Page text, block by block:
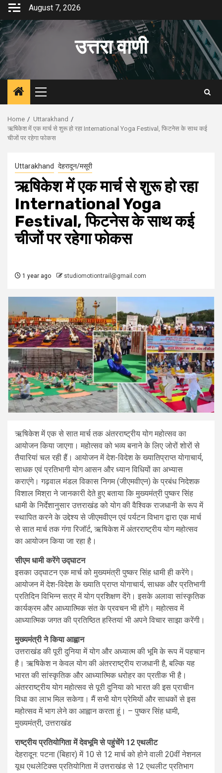
Skip
content
August 7, 2026
उत्तरा वाणी
Primary
Menu
Home
Uttarakhand
ऋषिकेश में एक मार्च से शुरू हो रहा International Yoga Festival, फिटनेस के साथ कई
चीजों पर रहेगा फोकस
Uttarakhand देहरादून/मसूरी
ऋषिकेश में एक मार्च से शुरू हो रहा
International Yoga
Festival, फिटनेस के साथ कई
चीजों पर रहेगा फोकस
1 year ago studiomotiontrail@gmail.com
ऋषिकेश में एक से सात मार्च तक अंतरराष्ट्रीय योग महोत्सव का
आयोजन क‍िया जाएगा। महोत्‍सव को भव्य बनाने के लिए जोरों शाेरों से
तैयारियां चल रही हैं। आयोजन में देश-विदेश के ख्यातिप्राप्त योगाचार्य,
साधक एवं प्रतिभागी योग आसन और ध्यान विधियों का अभ्यास
कराएंगे। गढ़वाल मंडल विकास निगम (जीएमवीएन) के प्रबंध निदेशक
विशाल मिश्रा ने जानकारी देते हुए बताया कि मुख्यमंत्री पुष्कर सिंह
धामी के निर्देशानुसार उत्तराखंड को योग की वैश्विक राजधानी के रूप में
स्थापित करने के उद्देश्य से जीएमवीएन एवं पर्यटन विभाग द्वारा एक मार्च
से सात मार्च तक गंगा रिजॉर्ट, ऋषिकेश में अंतरराष्ट्रीय योग महोत्सव
का आयोजन किया जा रहा है।
सीएम धामी करेंगे उद्घाटन
इसका उद्घाटन एक मार्च को मुख्यमंत्री पुष्‍कर स‍िंह धामी ही करेंगे।
आयोजन में देश-विदेश के ख्याति प्राप्त योगाचार्य, साधक और प्रतिभागी
प्रतिदिन विभिन्न सत्र में योग प्रशिक्षण देंगे। इसके अलावा सांस्कृतिक
कार्यक्रम और आध्यात्मिक संत के प्रवचन भी होंगे। महोत्सव में
आध्यात्मिक जगत की प्रतिष्ठित हस्तियां भी अपने विचार साझा करेंगी।
मुख्यमंत्री ने किया आह्वान
उत्तराखंड की पूरी दुनिया में योग और अध्यात्म की भूमि के रूप में पहचान
है। ऋषिकेश न केवल योग की अंतरराष्ट्रीय राजधानी है, बल्कि यह
भारत की सांस्कृतिक और आध्यात्मिक धरोहर का प्रतीक भी है।
अंतरराष्ट्रीय योग महोत्सव से पूरी दुनिया को भारत की इस प्राचीन
विधा का लाभ मिल सकेगा। मैं सभी योग प्रेमियों और साधकों से इस
महोत्सव में भाग लेने का आह्वान करता हूं। – पुष्कर सिंह धामी,
मुख्यमंत्री, उत्तराखंड
राष्ट्रीय प्रतियोगिता में देवभूमि से पहुंचेंगे 12 एथलीट
देहरादून: पटना (बिहार) में 10 से 12 मार्च को होने वाली 20वीं नेशनल
यूथ एथलेटिक्स प्रतियोगिता में उत्तराखंड से 12 एथलीट प्रतिभाग